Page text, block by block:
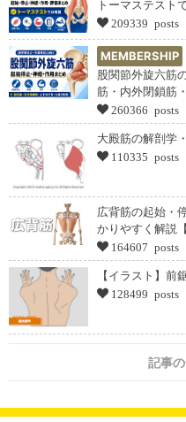
トーマステスト
209339 posts
MEMBERSHIP
股関節外旋六筋
筋・内外閉鎖筋
260366 posts
大殿筋の解剖学
110335 posts
広背筋の起始・
かりやすく解説
164607 posts
【イラスト】前
128499 posts
記事